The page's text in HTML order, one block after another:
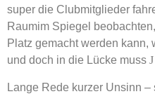
super die Clubmitglieder
Raumim Spiegel
Platz gemacht werden kann,
und doch in die Lücke muss J
Lange Rede kurzer Unsinn